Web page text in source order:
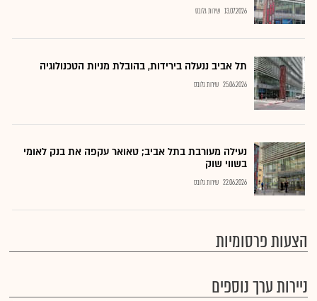
13.07.2026 שירות גלובס
תל אביב ננעלה בירידות, בהובלת מניות הטכנולוגיה
25.06.2026 שירות גלובס
נעילה מעורבת בתל אביב; טאואר עקפה את בנק לאומי
בשווי שוק
22.06.2026 שירות גלובס
הצעות פרסומיות
ניירות ערך נוספים